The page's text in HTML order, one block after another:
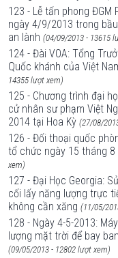
123 - Lễ tấn phong
ngày 4/9/2013 trong
an lành (04/09/2013 - 13615
124 - Đài VOA: Tổng
Quốc khánh của Việt
14355 lượt xem)
125 - Chương trình đại
cử nhân sư phạm Việt
2014 tại Hoa Kỳ (27/08/
126 - Đối thoại quốc
tổ chức ngày 15 tháng 8
xem)
127 - Đại Học Georgia:
cối lấy năng lượng trực
không cần xăng (11/05/
128 - Ngày 4-5-2013:
lượng mặt trời để bay
(09/05/2013 - 12802 lượt xem)